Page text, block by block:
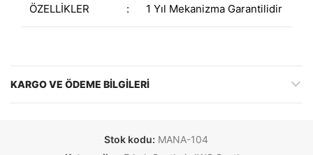
ÖZELLİKLER : 1 Yıl Mekanizma Garantilidir
KARGO VE ÖDEME BILGILERI
Stok kodu: MANA-104